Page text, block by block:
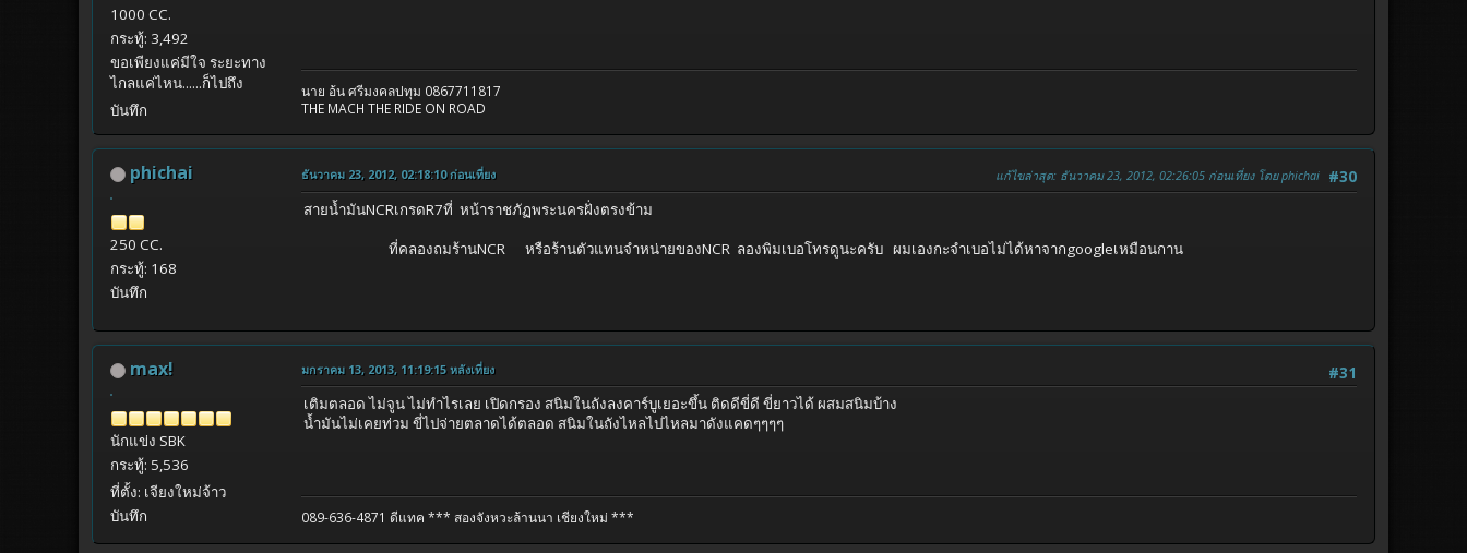
1000 CC.
กระทู้: 3,492
ขอเพียงแค่มีใจ ระยะทาง
ไกลแค่ไหน......ก็ไปถึง
บันทึก
นาย อ้น ศรีมงคลปทุม 0867711817
THE MACH THE RIDE ON ROAD
phichai
250 CC.
กระทู้: 168
บันทึก
#30
ธันวาคม 23, 2012, 02:18:10 ก่อนเที่ยง แก้ไขล่าสุด: ธันวาคม 23, 2012, 02:26:05 ก่อนเที่ยง โดย phichai
สายน้ำมันNCRเกรดR7ที่ หน้าราชภัฏพระนครฝั่งตรงข้าม
ที่คลองถมร้านNCR หรือร้านตัวแทนจำหน่ายของNCR ลองพิมเบอโทรดูนะครับ ผมเองกะจำเบอไม่ได้หาจากgoogleเหมือนกาน
max!
นักแข่ง SBK
กระทู้: 5,536
ที่ตั้ง: เจียงใหม่จ้าว
บันทึก
#31
มกราคม 13, 2013, 11:19:15 หลังเที่ยง
เติมตลอด ไม่จูน ไม่ทำไรเลย เปิดกรอง สนิมในถังลงคาร์บูเยอะขึ้น ติดดีขี่ดี ขี่ยาวได้ ผสมสนิมบ้าง
น้ำมันไม่เคยท่วม ขี่ไปจ่ายตลาดได้ตลอด สนิมในถังไหลไปไหลมาดังแคดๆๆๆๆ
089-636-4871 ดีแทค *** สองจังหวะล้านนา เชียงใหม่ ***